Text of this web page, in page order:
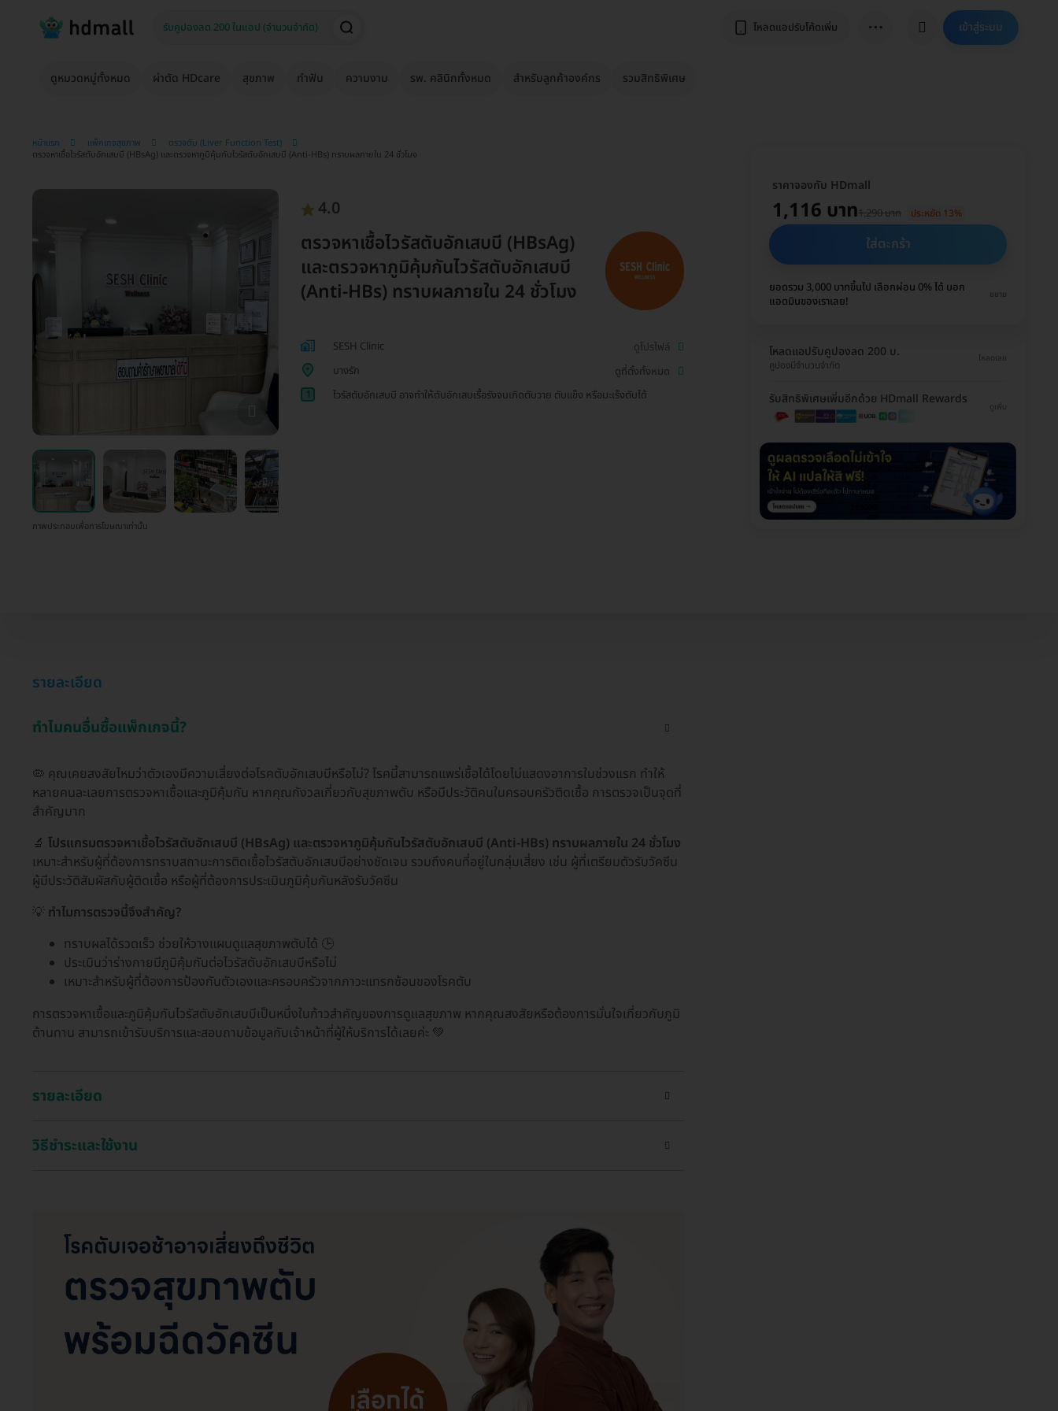
โหลดแอปรับโค้ดเพิ่ม ⋯ เข้าสู่ระบบ
ดูหมวดหมู่ทั้งหมด ผ่าตัด HDcare สุขภาพ ทำฟัน ความงาม รพ. คลินิกทั้งหมด สำหรับลูกค้าองค์กร รวมสิทธิพิเศษ
หน้าแรก แพ็กเกจสุขภาพ
ตรวจตับ (Liver Function Test)
ตรวจหาเชื้อไวรัสตับอักเสบบี (HBsAg) และตรวจหาภูมิคุ้มกันไวรัสตับอักเสบบี (Anti-HBs) ทราบผลภายใน 24 ชั่วโมง
ภาพประกอบเพื่อการโฆษณาเท่านั้น
4.0
ตรวจหาเชื้อไวรัสตับอักเสบบี (HBsAg)
และตรวจหาภูมิคุ้มกันไวรัสตับอักเสบบี
(Anti-HBs) ทราบผลภายใน 24 ชั่วโมง
SESH Clinic
ดูโปรไฟล์
บางรัก
ดูที่ตั้งทั้งหมด
1
ไวรัสตับอักเสบบี อาจทำให้ตับอักเสบเรื้อรังจนเกิดตับวาย ตับแข็ง หรือมะเร็งตับได้
ราคาจองกับ HDmall
1,116 บาท1,290 บาท ประหยัด 13%
ใส่ตะกร้า
ยอดรวม 3,000 บาทขึ้นไป เลือกผ่อน 0% ได้ บอก
แอดมินของเราเลย!
ขยาย
โหลดแอปรับคูปองลด 200 บ.
คูปองมีจำนวนจำกัด
โหลดเลย
รับสิทธิพิเศษเพิ่มอีกด้วย HDmall Rewards
ดูเพิ่ม
รายละเอียด
ทำไมคนอื่นซื้อแพ็กเกจนี้?
🦠 คุณเคยสงสัยไหมว่าตัวเองมีความเสี่ยงต่อโรคตับอักเสบบีหรือไม่? โรคนี้สามารถแพร่เชื้อได้โดยไม่แสดงอาการในช่วงแรก ทำให้
หลายคนละเลยการตรวจหาเชื้อและภูมิคุ้มกัน หากคุณกังวลเกี่ยวกับสุขภาพตับ หรือมีประวัติคนในครอบครัวติดเชื้อ การตรวจเป็นจุดที่
สำคัญมาก
🔬 โปรแกรมตรวจหาเชื้อไวรัสตับอักเสบบี (HBsAg) และตรวจหาภูมิคุ้มกันไวรัสตับอักเสบบี (Anti-HBs) ทราบผลภายใน 24 ชั่วโมง
เหมาะสำหรับผู้ที่ต้องการทราบสถานะการติดเชื้อไวรัสตับอักเสบบีอย่างชัดเจน รวมถึงคนที่อยู่ในกลุ่มเสี่ยง เช่น ผู้ที่เตรียมตัวรับวัคซีน
ผู้มีประวัติสัมผัสกับผู้ติดเชื้อ หรือผู้ที่ต้องการประเมินภูมิคุ้มกันหลังรับวัคซีน
💡 ทำไมการตรวจนี้จึงสำคัญ?
ทราบผลได้รวดเร็ว ช่วยให้วางแผนดูแลสุขภาพตับได้ 🕒
ประเมินว่าร่างกายมีภูมิคุ้มกันต่อไวรัสตับอักเสบบีหรือไม่
เหมาะสำหรับผู้ที่ต้องการป้องกันตัวเองและครอบครัวจากภาวะแทรกซ้อนของโรคตับ
การตรวจหาเชื้อและภูมิคุ้มกันไวรัสตับอักเสบบีเป็นหนึ่งในก้าวสำคัญของการดูแลสุขภาพ หากคุณสงสัยหรือต้องการมั่นใจเกี่ยวกับภูมิ
ต้านทาน สามารถเข้ารับบริการและสอบถามข้อมูลกับเจ้าหน้าที่ผู้ให้บริการได้เลยค่ะ 💚
รายละเอียด
วิธีชำระและใช้งาน